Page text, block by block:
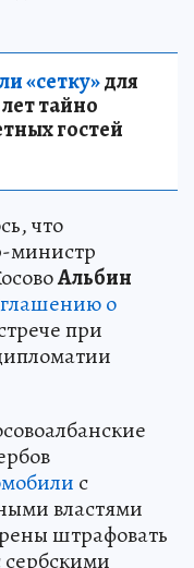
«сетку»для
тайно
гостей
что
министр
Альбин
о
при
с
властями
штрафовать
сербскими